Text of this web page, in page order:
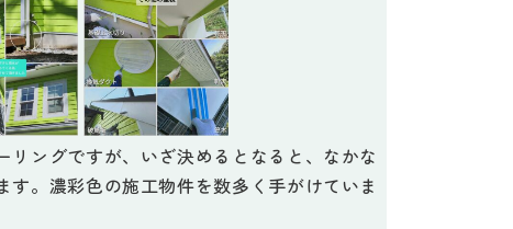
リングですが、いざ決めるとなると、なかな
す。濃彩色の施工物件を数多く手がけていま